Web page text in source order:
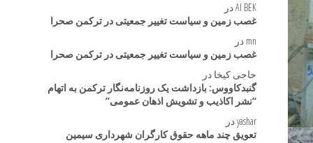
AI BEKدر
غصب زمین و سیاست تغییر جمعیتی در ترکمن صحرا
mn در
غصب زمین و سیاست تغییر جمعیتی در ترکمن صحرا
حاجی کیخا در
گنبدکاووس: بازداشت یک روزنامه‌نگار ترکمن به اتهام
“نشر اکاذیب و تشویش اذهان عمومی”
yasharدر
تعویق چند ماهه حقوق کارگران شهرداری سیمین